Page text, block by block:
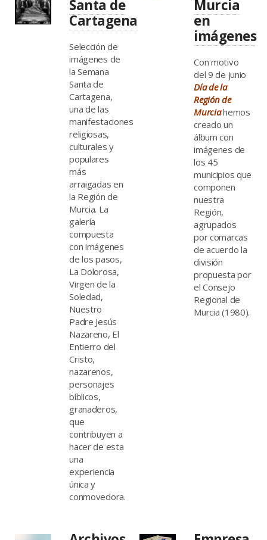
Santa de
Cartagena
Selección de
imágenes de
la Semana
Santa de
Cartagena,
una de las
manifestaciones
religiosas,
culturales y
populares
más
arraigadas en
la Región de
Murcia. La
galería
compuesta
con imágenes
de los pasos,
La Dolorosa,
Virgen de la
Soledad,
Nuestro
Padre Jesús
Nazareno, El
Entierro del
Cristo,
nazarenos,
personajes
bíblicos,
granaderos,
que
contribuyen a
hacer de esta
una
experiencia
única y
conmovedora.
Murcia
en
imágenes
Con motivo
del 9 de junio
Día de la
Región de
Murciahemos
creado un
álbum con
imágenes de
los 45
municipios que
componen
nuestra
Región,
agrupados
por comarcas
de acuerdo la
división
propuesta por
el Consejo
Regional de
Murcia (1980).